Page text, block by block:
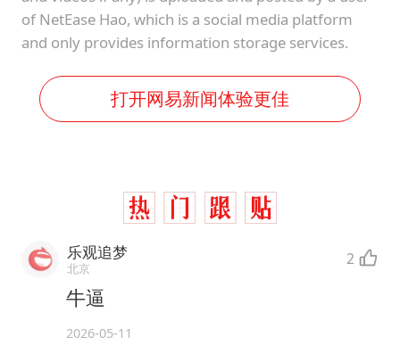
of NetEase Hao, which is a social media platform
and only provides information storage services.
打开网易新闻体验更佳
乐观追梦
北京 2
牛逼
2026-05-11